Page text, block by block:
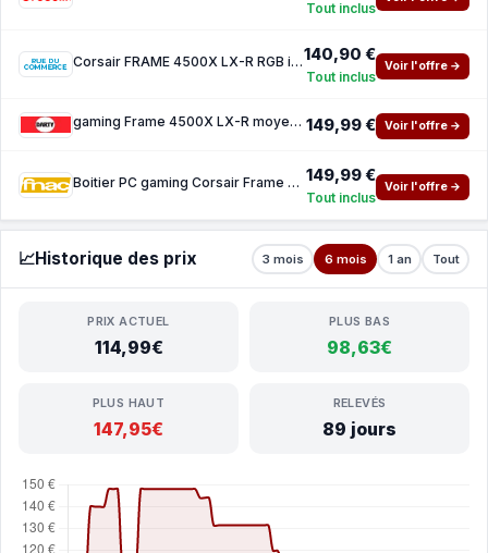
Tout inclus
Corsair FRAME 4500X LX-R RGB iCUE LINK (Black)140,90 €
Tout inclus
Voir l'offre →
gaming Frame 4500X LX-R moyen tour Black ARGB panneau de verre incurvé trempé 149,99 € Voir l'offre →
Boitier PC gaming Corsair Frame 4500X LX-R moyen tour Black ARGB panneau de verre incurve 149,99 €
Tout inclus
Voir l'offre →
📈Historique des prix 3 mois 6 mois 1 an Tout
PRIX ACTUEL
114,99€
PLUS BAS
98,63€
PLUS HAUT
147,95€
RELEVÉS
89 jours